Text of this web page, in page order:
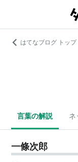
はてなブログ トップ
言葉の解説 ネ
一條次郎